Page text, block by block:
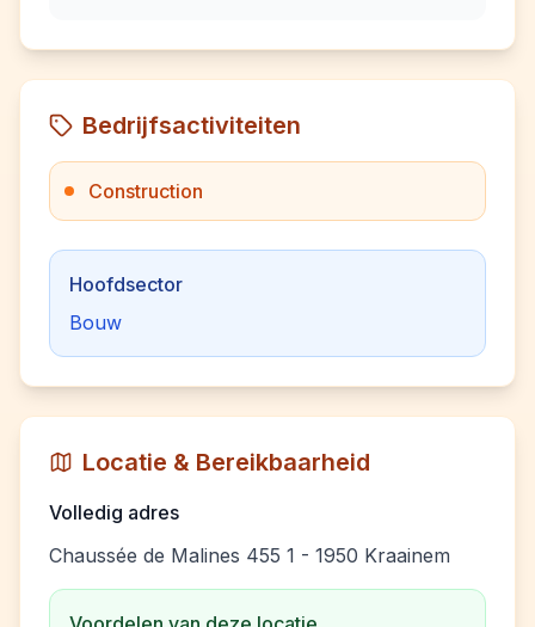
Bedrijfsactiviteiten
Construction
Hoofdsector
Bouw
Locatie & Bereikbaarheid
Volledig adres
Chaussée de Malines 455 1 - 1950 Kraainem